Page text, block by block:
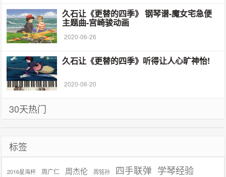
久石让《更替的四季》 钢琴谱-魔女宅急便
主题曲-宫崎骏动画
2020-06-26
久石让《更替的四季》听得让人心旷神怡!
2020-06-20
30天热门
标签
2016星海杯 周广仁 周杰伦 周铭孙 四手联弹 学琴经验